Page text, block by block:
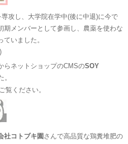
攻し、大学院在学中(後に中退)に今で
期メンバーとして参画し、農薬を使わな
いました。
らネットショップのCMSのSOY
。
覧ください。
社コトブキ園 さんで高品質な鶏糞堆肥の